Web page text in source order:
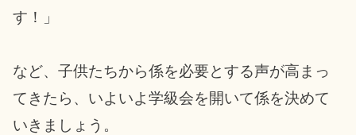
す！」
など、子供たちから係を必要とする声が高まっ
てきたら、いよいよ学級会を開いて係を決めて
いきましょう。